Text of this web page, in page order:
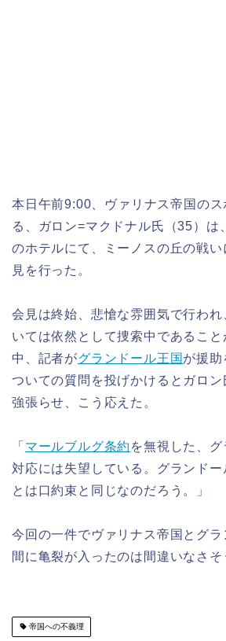
本日午前9:00、ヴァリナス帝国の
る、ガロン=マクドナル氏（35）は
のホテルにて、ミーノスの丘の戦
見を行った。
会見は終始、悲愴な雰囲気で行われ
いては依然として捜索中であるこ
中、記者がグランドール王国が援助
ついての質問を投げかけるとガロ
強張らせ、こう応えた。
「 マールブルグ条約 を無視した、
対応には失望している。グランド
とは口約束と同じなのだろう。」
今回の一件でヴァリナス帝国とグ
間に亀裂が入ったのは間違いなさそ
帝国への不義理